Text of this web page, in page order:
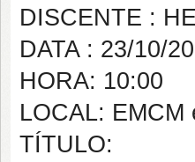
DISCENTE :
DATA : 23/10/
HORA: 10:00
LOCAL: EMCM
TÍTULO: